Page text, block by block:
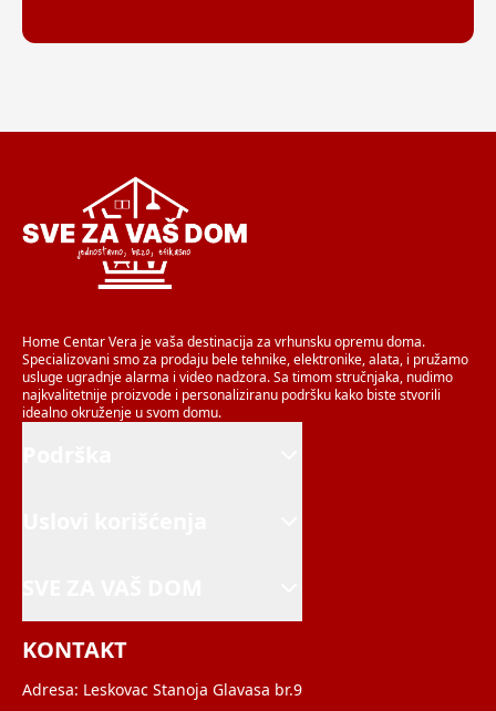
Home Centar Vera je vaša destinacija za vrhunsku opremu doma.
Specializovani smo za prodaju bele tehnike, elektronike, alata, i pružamo
usluge ugradnje alarma i video nadzora. Sa timom stručnjaka, nudimo
najkvalitetnije proizvode i personaliziranu podršku kako biste stvorili
idealno okruženje u svom domu.
KONTAKT
Adresa: Leskovac Stanoja Glavasa br.9